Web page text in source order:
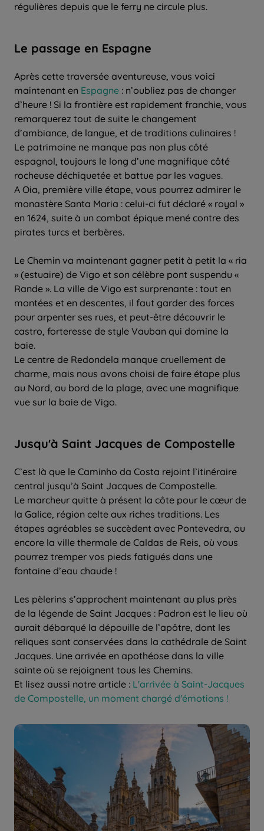
régulières depuis que le ferry ne circule plus.
Le passage en Espagne
Après cette traversée aventureuse, vous voici
maintenant en Espagne : n’oubliez pas de changer
d’heure ! Si la frontière est rapidement franchie, vous
remarquerez tout de suite le changement
d’ambiance, de langue, et de traditions culinaires !
Le patrimoine ne manque pas non plus côté
espagnol, toujours le long d’une magnifique côté
rocheuse déchiquetée et battue par les vagues.
A Oia, première ville étape, vous pourrez admirer le
monastère Santa Maria : celui-ci fut déclaré « royal »
en 1624, suite à un combat épique mené contre des
pirates turcs et berbères.
Le Chemin va maintenant gagner petit à petit la « ria
» (estuaire) de Vigo et son célèbre pont suspendu «
Rande ». La ville de Vigo est surprenante : tout en
montées et en descentes, il faut garder des forces
pour arpenter ses rues, et peut-être découvrir le
castro, forteresse de style Vauban qui domine la
baie.
Le centre de Redondela manque cruellement de
charme, mais nous avons choisi de faire étape plus
au Nord, au bord de la plage, avec une magnifique
vue sur la baie de Vigo.
Jusqu'à Saint Jacques de Compostelle
C’est là que le Caminho da Costa rejoint l’itinéraire
central jusqu’à Saint Jacques de Compostelle.
Le marcheur quitte à présent la côte pour le cœur de
la Galice, région celte aux riches traditions. Les
étapes agréables se succèdent avec Pontevedra, ou
encore la ville thermale de Caldas de Reis, où vous
pourrez tremper vos pieds fatigués dans une
fontaine d’eau chaude !
Les pèlerins s’approchent maintenant au plus près
de la légende de Saint Jacques : Padron est le lieu où
aurait débarqué la dépouille de l’apôtre, dont les
reliques sont conservées dans la cathédrale de Saint
Jacques. Une arrivée en apothéose dans la ville
sainte où se rejoignent tous les Chemins.
Et lisez aussi notre article : L'arrivée à Saint-Jacques
de Compostelle, un moment chargé d'émotions !